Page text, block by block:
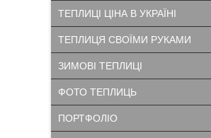
ТЕПЛИЦІ ЦІНА В УКРАЇНІ
ТЕПЛИЦЯ СВОЇМИ РУКАМИ
ЗИМОВІ ТЕПЛИЦІ
ФОТО ТЕПЛИЦЬ
ПОРТФОЛІО